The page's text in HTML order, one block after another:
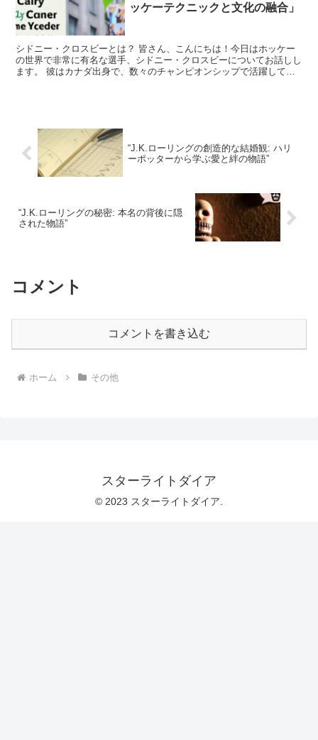
ッケーテクニックと文化の融合」
シドニー・クロスビーとは？ 皆さん、こんにちは！今日はホッケー
の世界で非常に有名な選手、シドニー・クロスビーについてお話しし
ます。 彼はカナダ出身で、数々のチャンピオンシップで活躍してき
“J.K.ローリングの創造的な結婚観: ハリ
ーポッターから学ぶ愛と絆の物語”
“J.K.ローリングの秘密: 本名の背後に隠
された物語”
コメント
コメントを書き込む
ホーム その他
スターライトダイア
© 2023 スターライトダイア.